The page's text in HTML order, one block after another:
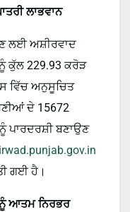
ਲਾਭਵਾਨ
ਲਈ ਅਸ਼ੀਰਵਾਦ
ਕੁੱਲ 229.93 ਕਰੋੜ
ਵਿੱਚ ਅਨੁਸੂਚਿਤ
ਦੇ 15672
ਪਾਰਦਰਸ਼ੀ ਬਣਾਉਣ
ਗਈ ਹੈ।
ਆਤਮ ਨਿਰਭਰ